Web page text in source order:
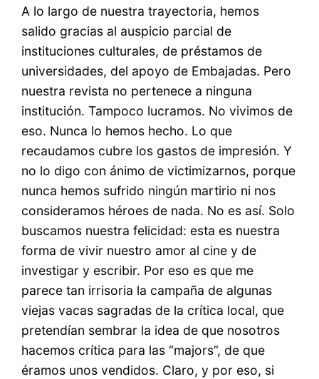
A lo largo de nuestra trayectoria, hemos
salido gracias al auspicio parcial de
instituciones culturales, de préstamos de
universidades, del apoyo de Embajadas. Pero
nuestra revista no pertenece a ninguna
institución. Tampoco lucramos. No vivimos de
eso. Nunca lo hemos hecho. Lo que
recaudamos cubre los gastos de impresión. Y
no lo digo con ánimo de victimizarnos, porque
nunca hemos sufrido ningún martirio ni nos
consideramos héroes de nada. No es así. Solo
buscamos nuestra felicidad: esta es nuestra
forma de vivir nuestro amor al cine y de
investigar y escribir. Por eso es que me
parece tan irrisoria la campaña de algunas
viejas vacas sagradas de la crítica local, que
pretendían sembrar la idea de que nosotros
hacemos crítica para las “majors”, de que
éramos unos vendidos. Claro, y por eso, si